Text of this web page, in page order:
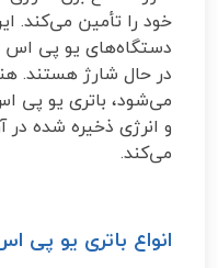
خود را تأمین می‌کند.
دستگاه‌های یو پی اس
در حال شارژ هستند.
می‌شود، باتری یو پی
و انرژی ذخیره شده در
می‌کند.
انواع باتری یو پی